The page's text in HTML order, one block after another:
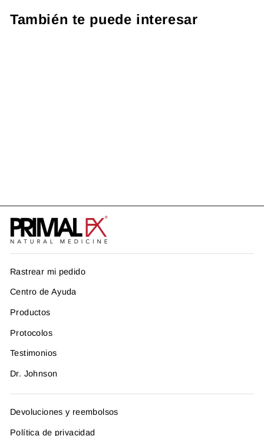
También te puede interesar
Rastrear mi pedido
Centro de Ayuda
Productos
Protocolos
Testimonios
Dr. Johnson
Devoluciones y reembolsos
Política de privacidad